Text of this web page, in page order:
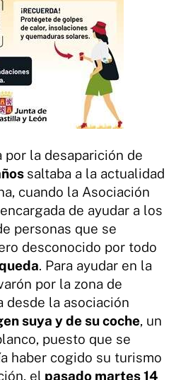
la desaparición de
saltaba a la actualidad
cuando la Asociación
de ayudar a los
personas que se
desconocido por todo
. Para ayudar en la
por la zona de
desde la asociación
suya y de su coche, un
puesto que se
haber cogido su turismo
el pasado martes 14